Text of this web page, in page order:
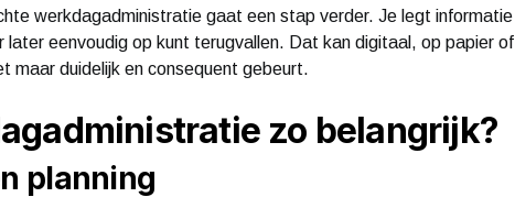
werkdagadministratie gaat een stap verder. Je legt informatie
eenvoudig op kunt terugvallen. Dat kan digitaal, op papier of
maar duidelijk en consequent gebeurt.
zo belangrijk?
planning